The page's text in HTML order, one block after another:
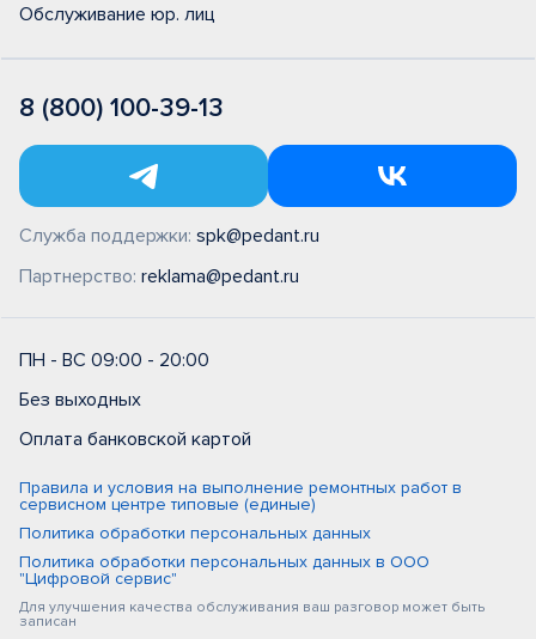
Обслуживание юр. лиц
8 (800) 100-39-13
Служба поддержки: spk@pedant.ru
Партнерство: reklama@pedant.ru
ПН - ВС 09:00 - 20:00
Без выходных
Оплата банковской картой
Правила и условия на выполнение ремонтных работ в
сервисном центре типовые (единые)
Политика обработки персональных данных
Политика обработки персональных данных в ООО
"Цифровой сервис"
Для улучшения качества обслуживания ваш разговор может быть
записан